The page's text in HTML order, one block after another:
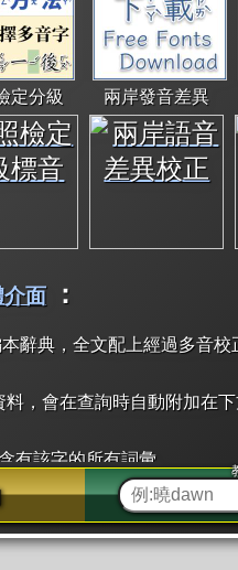
定分級 兩岸發音差異
面 ：
辭典，全文配上經過多音校
料，會在查詢時自動附加在
有該字的所有詞彙。
部首字」。也支援查詢「同
詞，點擊便可瞬間「連續查